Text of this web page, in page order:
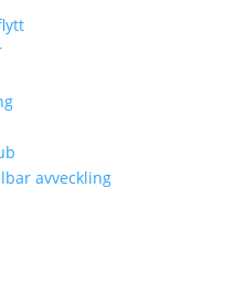
avveckling